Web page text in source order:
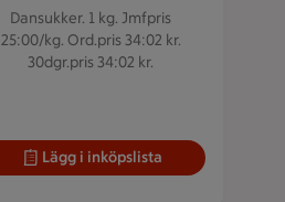
Dansukker. 1 kg. Jmfpris
25:00/kg. Ord.pris 34:02 kr.
30dgr.pris 34:02 kr.
Lägg i inköpslista